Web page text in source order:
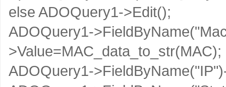
else ADOQuery1->Edit();
ADOQuery1-
>Value=MAC_data_to_str(MAC);
ADOQuery1-